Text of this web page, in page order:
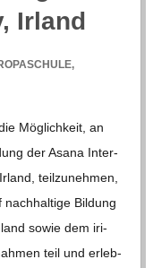
Irland
,
Mög­lich­keit, an
der Asana Inter­
teil­zu­neh­men,
Bil­dung
sowie dem iri­­
teil und erleb­